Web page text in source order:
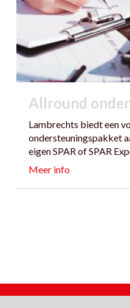
Allround
Lambrechts biedt een
ondersteuningspakket
eigen SPAR of SPAR
Meer info